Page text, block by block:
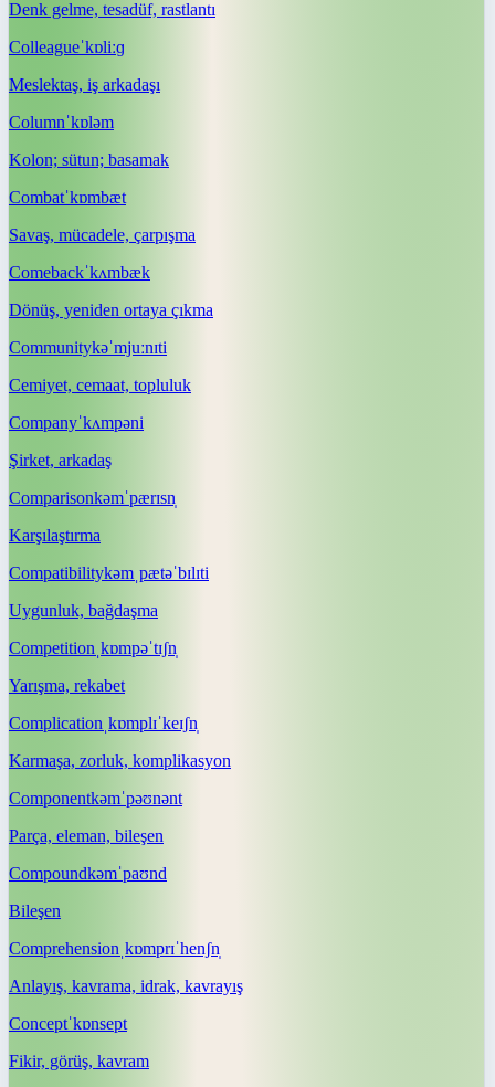
Denk gelme, tesadüf, rastlantı
Colleagueˈkɒliːɡ
Meslektaş, iş arkadaşı
Columnˈkɒləm
Kolon; sütun; basamak
Combatˈkɒmbæt
Savaş, mücadele, çarpışma
Comebackˈkʌmbæk
Dönüş, yeniden ortaya çıkma
Communitykəˈmjuːnɪti
Cemiyet, cemaat, topluluk
Companyˈkʌmpəni
Şirket, arkadaş
Comparisonkəmˈpærɪsn̩
Karşılaştırma
Compatibilitykəmˌpætəˈbɪlɪti
Uygunluk, bağdaşma
Competition ˌkɒmpəˈtɪʃn̩
Yarışma, rekabet
Complication ˌkɒmplɪˈkeɪʃn̩
Karmaşa, zorluk, komplikasyon
Componentkəmˈpəʊnənt
Parça, eleman, bileşen
Compoundkəmˈpaʊnd
Bileşen
Comprehension ˌkɒmprɪˈhenʃn̩
Anlayış, kavrama, idrak, kavrayış
Conceptˈkɒnsept
Fikir, görüş, kavram